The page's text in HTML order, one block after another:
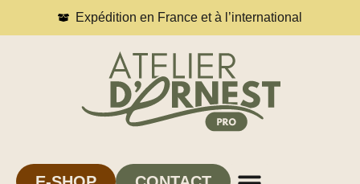
Expédition en France et à l’international